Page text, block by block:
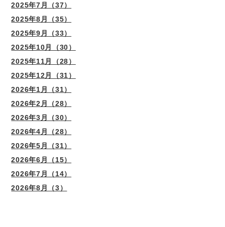
2025年7月（37）
2025年8月（35）
2025年9月（33）
2025年10月（30）
2025年11月（28）
2025年12月（31）
2026年1月（31）
2026年2月（28）
2026年3月（30）
2026年4月（28）
2026年5月（31）
2026年6月（15）
2026年7月（14）
2026年8月（3）